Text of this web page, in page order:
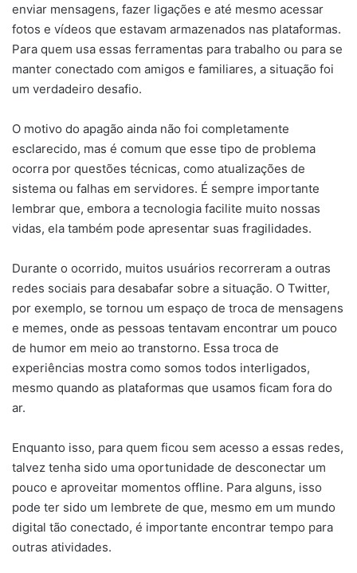
enviar mensagens, fazer ligações e até mesmo acessar
fotos e vídeos que estavam armazenados nas plataformas.
Para quem usa essas ferramentas para trabalho ou para se
manter conectado com amigos e familiares, a situação foi
um verdadeiro desafio.
O motivo do apagão ainda não foi completamente
esclarecido, mas é comum que esse tipo de problema
ocorra por questões técnicas, como atualizações de
sistema ou falhas em servidores. É sempre importante
lembrar que, embora a tecnologia facilite muito nossas
vidas, ela também pode apresentar suas fragilidades.
Durante o ocorrido, muitos usuários recorreram a outras
redes sociais para desabafar sobre a situação. O Twitter,
por exemplo, se tornou um espaço de troca de mensagens
e memes, onde as pessoas tentavam encontrar um pouco
de humor em meio ao transtorno. Essa troca de
experiências mostra como somos todos interligados,
mesmo quando as plataformas que usamos ficam fora do
ar.
Enquanto isso, para quem ficou sem acesso a essas redes,
talvez tenha sido uma oportunidade de desconectar um
pouco e aproveitar momentos offline. Para alguns, isso
pode ter sido um lembrete de que, mesmo em um mundo
digital tão conectado, é importante encontrar tempo para
outras atividades.